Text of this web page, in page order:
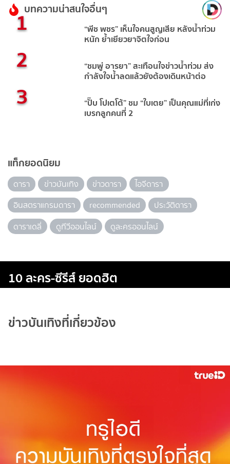
บทความน่าสนใจอื่นๆ
1 “พีช พชร” เห็นใจคนสูญเสีย หลังน้ำท่วม
หนัก ย้ำเยียวยาจิตใจก่อน
2 “ชมพู่ อารยา” สะเทือนใจข่าวน้ำท่วม ส่ง
กำลังใจน้ำลดแล้วยังต้องเดินหน้าต่อ
3 “ปั๊บ โปเตโต้” ชม “ใบเตย” เป็นคุณแม่ที่เก่ง
เบรกลูกคนที่ 2
แท็กยอดนิยม
ดารา ข่าวบันเทิง ข่าวดารา
ไอจีดารา
อินสตราแกรมดารา
recommended
ประวัติดารา
ดาราเดลี่
ดูทีวีออนไลน์ ดูละครออนไลน์
10 ละคร-ซีรีส์ ยอดฮิต
ข่าวบันเทิงที่เกี่ยวข้อง